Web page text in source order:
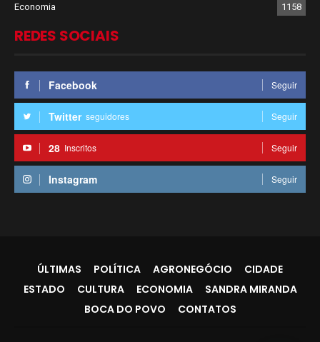
Economia 1158
REDES SOCIAIS
Facebook Seguir
Twitter seguidores Seguir
28 Inscritos Seguir
Instagram Seguir
ÚLTIMAS POLÍTICA AGRONEGÓCIO
CIDADE
ESTADO
CULTURA ECONOMIA
SANDRA MIRANDA
BOCA DO POVO
CONTATOS